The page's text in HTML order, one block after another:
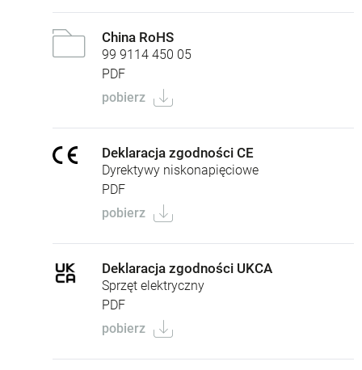
China RoHS
99 9114 450 05
PDF
pobierz
Deklaracja zgodności CE
Dyrektywy niskonapięciowe
PDF
pobierz
Deklaracja zgodności UKCA
Sprzęt elektryczny
PDF
pobierz